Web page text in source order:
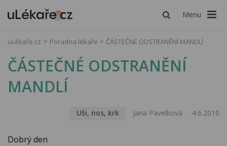
Menu
uLékaře.cz Poradna lékaře ČÁSTEČNÉ ODSTRANĚNÍ MANDLÍ
ČÁSTEČNÉ ODSTRANĚNÍ
MANDLÍ
Uši, nos, krk Jana Pavelková 4.6.2010
Dobrý den